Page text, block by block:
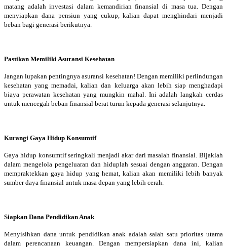
matang adalah investasi dalam kemandirian finansial di masa tua. Dengan
menyiapkan dana pensiun yang cukup, kalian dapat menghindari menjadi
beban bagi generasi berikutnya.
Pastikan Memiliki Asuransi Kesehatan
Jangan lupakan pentingnya asuransi kesehatan! Dengan memiliki perlindungan
kesehatan yang memadai, kalian dan keluarga akan lebih siap menghadapi
biaya perawatan kesehatan yang mungkin mahal. Ini adalah langkah cerdas
untuk mencegah beban finansial berat turun kepada generasi selanjutnya.
Kurangi Gaya Hidup Konsumtif
Gaya hidup konsumtif seringkali menjadi akar dari masalah finansial. Bijaklah
dalam mengelola pengeluaran dan hiduplah sesuai dengan anggaran. Dengan
mempraktekkan gaya hidup yang hemat, kalian akan memiliki lebih banyak
sumber daya finansial untuk masa depan yang lebih cerah.
Siapkan Dana Pendidikan Anak
Menyisihkan dana untuk pendidikan anak adalah salah satu prioritas utama
dalam perencanaan keuangan. Dengan mempersiapkan dana ini, kalian